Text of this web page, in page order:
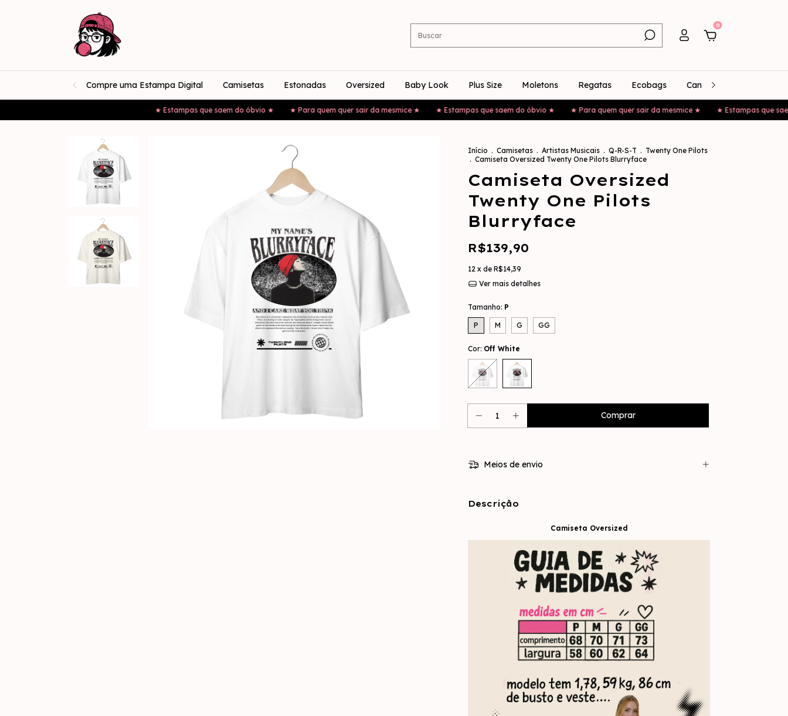
0
Compre uma Estampa Digital Camisetas Estonadas Oversized Baby Look Plus Size Moletons Regatas Ecobags Canecas
★ Estampas que saem do óbvio ★ ★ Para quem quer sair da mesmice ★ ★ Estampas que saem do óbvio ★ ★ Para quem quer sair da mesmice ★ ★ Estampas que saem do
Início . Camisetas . Artistas Musicais . Q-R-S-T . Twenty One Pilots
. Camiseta Oversized Twenty One Pilots Blurryface
Camiseta Oversized
Twenty One Pilots
Blurryface
R$139,90
12 x de R$14,39
Ver mais detalhes
Tamanho: P
P M G GG
Cor: Off White
Meios de envio
Descrição
Camiseta Oversized